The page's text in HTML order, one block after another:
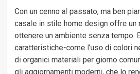
Con un cenno al passato, ma ben
casale in stile home design offre un
ottenere un ambiente senza tempo.
caratteristiche-come l’uso di colori
di organici materiali per giorno
gli aggiornamenti moderni, che lo